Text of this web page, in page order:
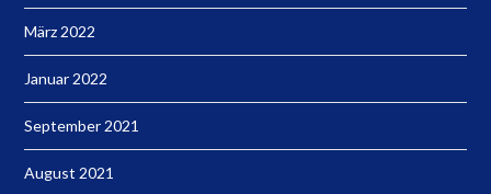
März 2022
Januar 2022
September 2021
August 2021